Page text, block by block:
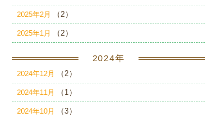
2025年2月 （2）
2025年1月 （2）
2024年
2024年12月 （2）
2024年11月 （1）
2024年10月 （3）